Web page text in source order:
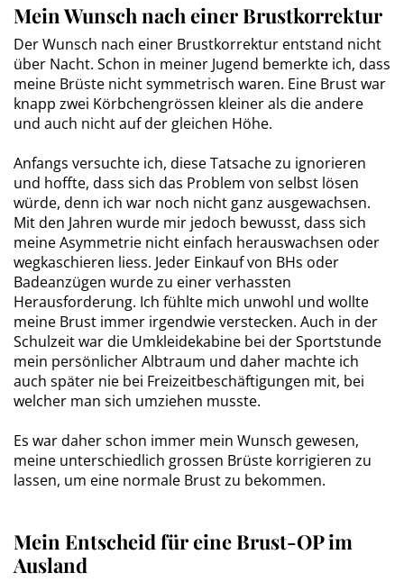
Mein Wunsch nach einer Brustkorrektur
Der Wunsch nach einer Brustkorrektur entstand nicht
über Nacht. Schon in meiner Jugend bemerkte ich, dass
meine Brüste nicht symmetrisch waren. Eine Brust war
knapp zwei Körbchengrössen kleiner als die andere
und auch nicht auf der gleichen Höhe.
Anfangs versuchte ich, diese Tatsache zu ignorieren
und hoffte, dass sich das Problem von selbst lösen
würde, denn ich war noch nicht ganz ausgewachsen.
Mit den Jahren wurde mir jedoch bewusst, dass sich
meine Asymmetrie nicht einfach herauswachsen oder
wegkaschieren liess. Jeder Einkauf von BHs oder
Badeanzügen wurde zu einer verhassten
Herausforderung. Ich fühlte mich unwohl und wollte
meine Brust immer irgendwie verstecken. Auch in der
Schulzeit war die Umkleidekabine bei der Sportstunde
mein persönlicher Albtraum und daher machte ich
auch später nie bei Freizeitbeschäftigungen mit, bei
welcher man sich umziehen musste.
Es war daher schon immer mein Wunsch gewesen,
meine unterschiedlich grossen Brüste korrigieren zu
lassen, um eine normale Brust zu bekommen.
Mein Entscheid für eine Brust-OP im
Ausland